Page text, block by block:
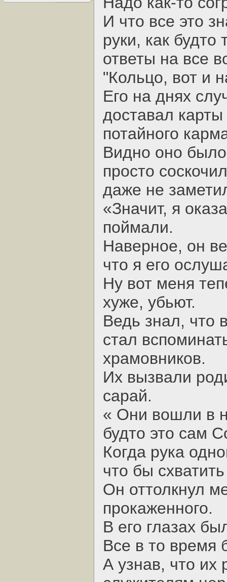
И что все это
руки, как будто
ответы на все
"Кольцо, вот и
Его на днях
доставал
потайного
Видно оно было
просто
даже не
«Значит, я
поймали.
Наверное, он
что я его
Ну вот меня
хуже, убьют.
Ведь знал, что
стал
храмовников.
Их вызвали
сарай.
« Они вошли в
будто это сам
Когда рука
что бы
Он оттолкнул
прокаженного.
В его глазах
Все в то время
А узнав, что их